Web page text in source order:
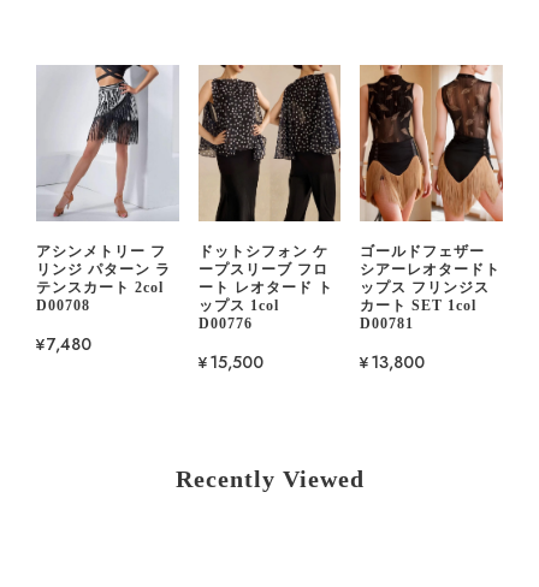
アシンメトリー フ
リンジ パターン ラ
テンスカート 2col
D00708
¥7,480
ドットシフォン ケ
ープスリーブ フロ
ート レオタード ト
ップス 1col
D00776
¥15,500
ゴールドフェザー
シアーレオタードト
ップス フリンジス
カート SET 1col
D00781
¥13,800
Recently Viewed